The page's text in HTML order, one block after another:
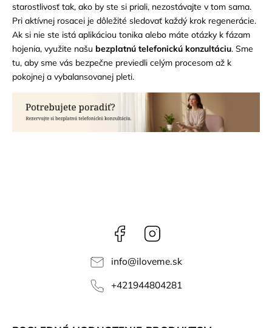
starostlivosť tak, ako by ste si priali, nezostávajte v tom sama.
Pri aktívnej rosacei je dôležité sledovať každý krok regenerácie.
Ak si nie ste istá aplikáciou tonika alebo máte otázky k fázam
hojenia, využite našu bezplatnú telefonickú konzultáciu. Sme
tu, aby sme vás bezpečne previedli celým procesom až k
pokojnej a vybalansovanej pleti.
Facebook
info@iloveme.sk
+421944804281